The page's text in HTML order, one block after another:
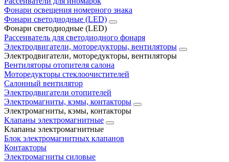
Фонари освещения номерного знака
Фонари светодиодные (LED)
Фонари светодиодные (LED)
Рассеиватель для светодиодного фонаря
Электродвигатели, моторедукторы, вентиляторы
Электродвигатели, моторедукторы, вентиляторы
Вентиляторы отопителя салона
Моторедукторы стеклоочистителей
Салонный вентилятор
Электродвигатели отопителей
Электромагниты, кэмы, контакторы
Электромагниты, кэмы, контакторы
Клапаны электромагнитные
Клапаны электромагнитные
Блок электромагнитных клапанов
Контакторы
Электромагниты силовые